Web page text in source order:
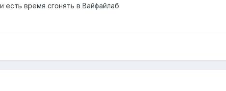
есть время сгонять в Вайфайлаб